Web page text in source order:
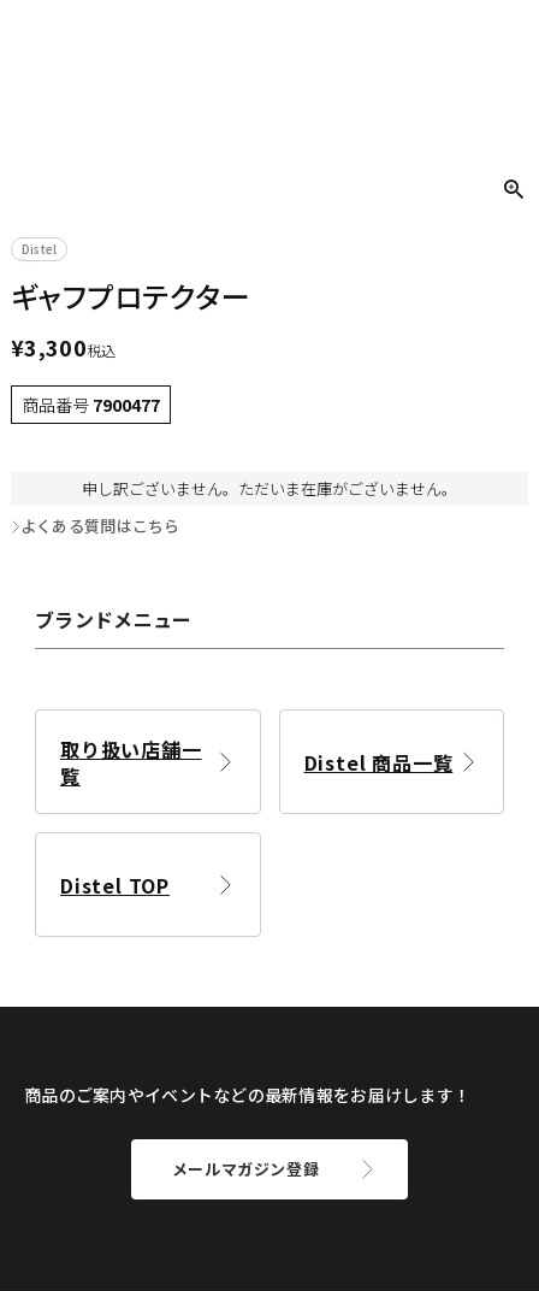
Distel
ギャフプロテクター
¥3,300税込
商品番号 7900477
申し訳ございません。ただいま在庫がございません。
よくある質問はこちら
ブランドメニュー
取り扱い店舗一
覧
Distel 商品一覧
Distel TOP
商品のご案内やイベントなどの最新情報をお届けします！
メールマガジン登録